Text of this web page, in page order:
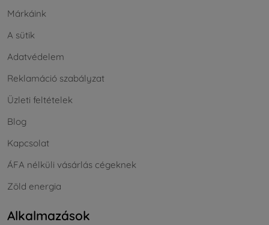
Márkáink
A sütik
Adatvédelem
Reklamáció szabályzat
Üzleti feltételek
Blog
Kapcsolat
ÁFA nélküli vásárlás cégeknek
Zöld energia
Alkalmazások